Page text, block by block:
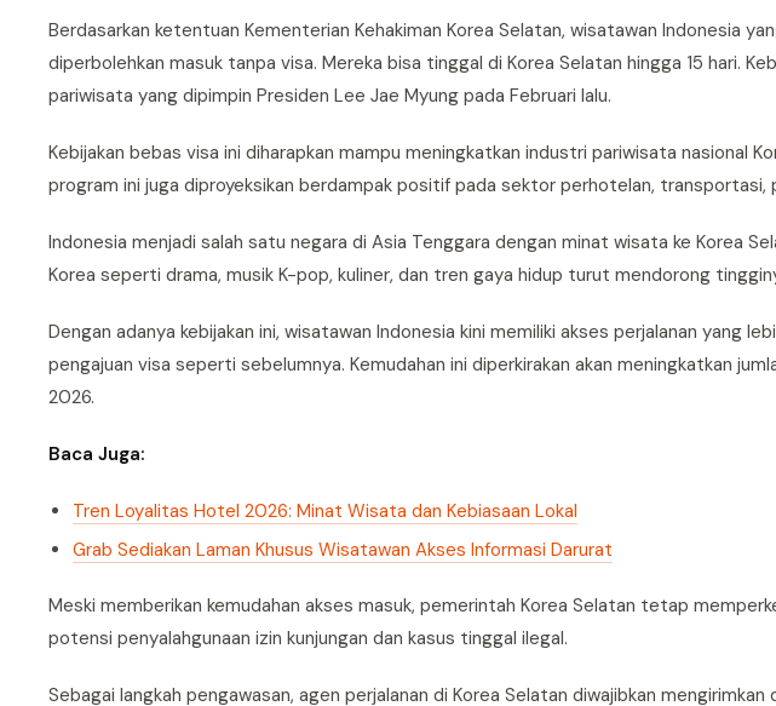
Berdasarkan ketentuan Kementerian Kehakiman Korea Selatan, wisatawan Indonesia
diperbolehkan masuk tanpa visa. Mereka bisa tinggal di Korea Selatan hingga 15 hari.
pariwisata yang dipimpin Presiden Lee Jae Myung pada Februari lalu.
Kebijakan bebas visa ini diharapkan mampu meningkatkan industri pariwisata nasional
program ini juga diproyeksikan berdampak positif pada sektor perhotelan, transportasi,
Indonesia menjadi salah satu negara di Asia Tenggara dengan minat wisata ke Korea
Korea seperti drama, musik K-pop, kuliner, dan tren gaya hidup turut mendorong
Dengan adanya kebijakan ini, wisatawan Indonesia kini memiliki akses perjalanan yang
pengajuan visa seperti sebelumnya. Kemudahan ini diperkirakan akan meningkatkan
2026.
Baca Juga:
Tren Loyalitas Hotel 2026: Minat Wisata dan Kebiasaan Lokal
Grab Sediakan Laman Khusus Wisatawan Akses Informasi Darurat
Meski memberikan kemudahan akses masuk, pemerintah Korea Selatan tetap
potensi penyalahgunaan izin kunjungan dan kasus tinggal ilegal.
Sebagai langkah pengawasan, agen perjalanan di Korea Selatan diwajibkan